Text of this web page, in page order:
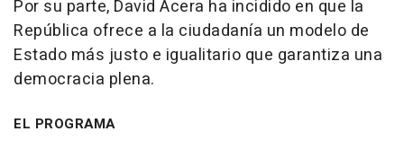
Por su parte, David Acera ha incidido en que la
República ofrece a la ciudadanía un modelo de
Estado más justo e igualitario que garantiza una
democracia plena.
EL PROGRAMA